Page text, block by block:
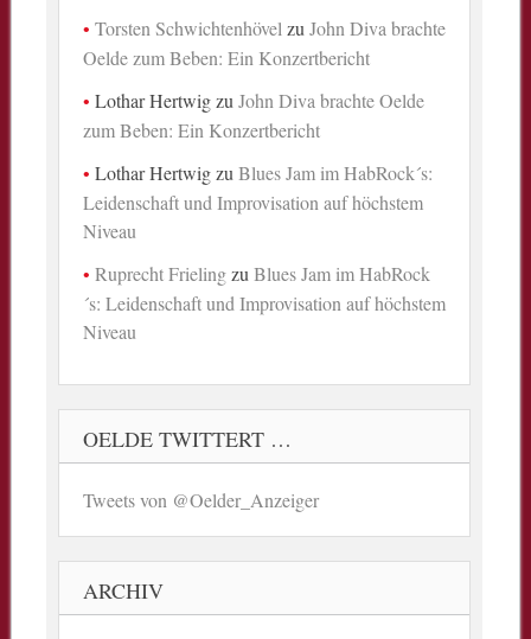
Torsten Schwichtenhövel zuJohn Diva brachte
Oelde zum Beben: Ein Konzertbericht
Lothar HertwigzuJohn Diva brachte Oelde
zum Beben: Ein Konzertbericht
Lothar HertwigzuBlues Jam im HabRock´s:
Leidenschaft und Improvisation auf höchstem
Niveau
Ruprecht FrielingzuBlues Jam im HabRock
´s: Leidenschaft und Improvisation auf höchstem
Niveau
OELDE TWITTERT …
Tweets von @Oelder_Anzeiger
ARCHIV